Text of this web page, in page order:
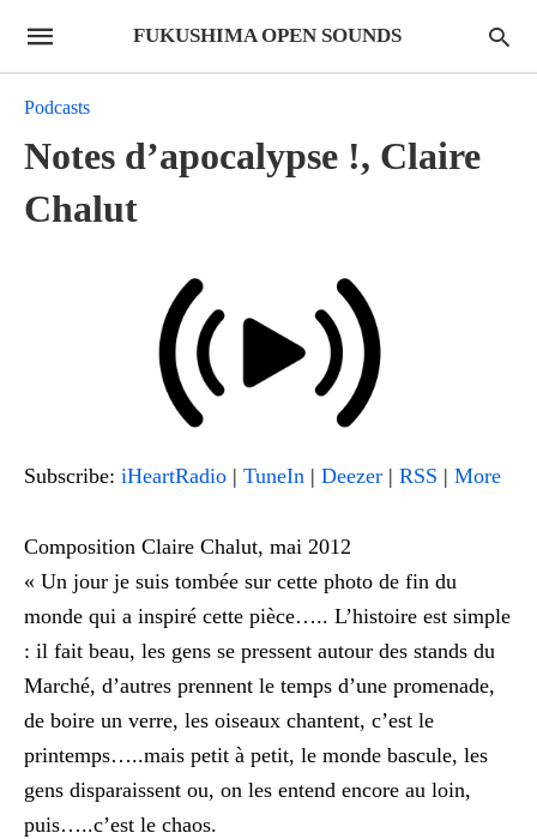
FUKUSHIMA OPEN SOUNDS
Podcasts
Notes d’apocalypse !, Claire
Chalut
Subscribe: iHeartRadio | TuneIn | Deezer | RSS | More
Composition Claire Chalut, mai 2012
« Un jour je suis tombée sur cette photo de fin du
monde qui a inspiré cette pièce….. L’histoire est simple
: il fait beau, les gens se pressent autour des stands du
Marché, d’autres prennent le temps d’une promenade,
de boire un verre, les oiseaux chantent, c’est le
printemps…..mais petit à petit, le monde bascule, les
gens disparaissent ou, on les entend encore au loin,
puis…..c’est le chaos.